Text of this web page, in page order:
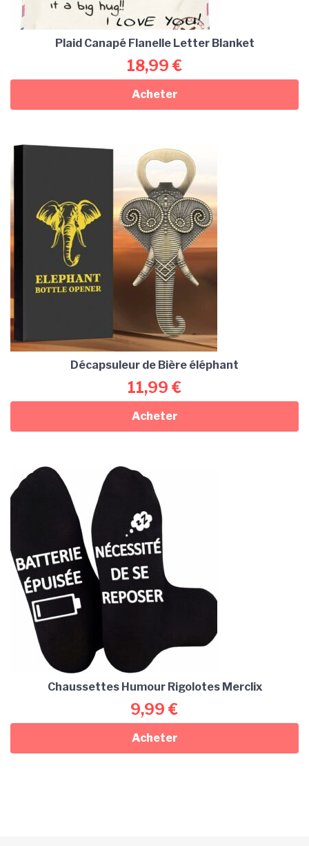
Plaid Canapé Flanelle Letter Blanket
18,99 €
Acheter
Décapsuleur de Bière éléphant
11,99 €
Acheter
Chaussettes Humour Rigolotes Merclix
9,99 €
Acheter